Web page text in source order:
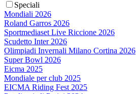
Speciali
Mondiali 2026
Roland Garros 2026
Sportmediaset Live Riccione 2026
Scudetto Inter 2026
Olimpiadi Invernali Milano Cortina 2026
Super Bowl 2026
Eicma 2025
Mondiale per club 2025
EICMA Riding Fest 2025